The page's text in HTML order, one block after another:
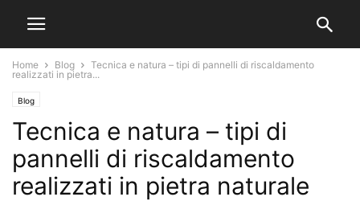
Home Blog
Tecnica e natura – tipi di pannelli di riscaldamento
realizzati in pietra...
Blog
Tecnica e natura – tipi di
pannelli di riscaldamento
realizzati in pietra naturale